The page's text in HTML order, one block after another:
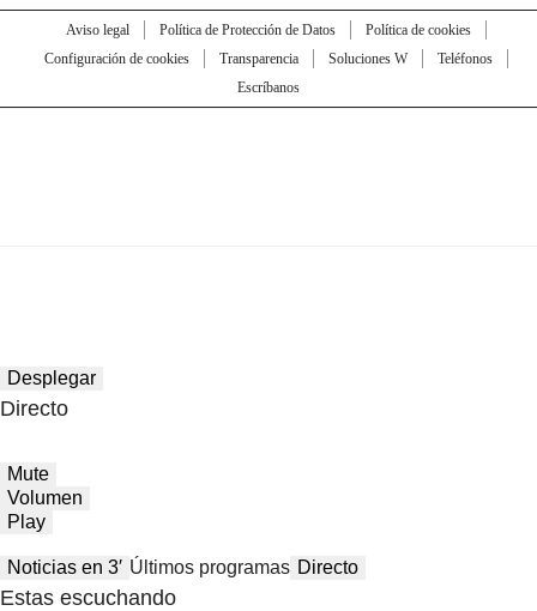
Aviso legal Política de Protección de Datos
Política de cookies
Configuración de cookies
Transparencia Soluciones W
Teléfonos
Escríbanos
Desplegar
Directo
Mute
Volumen
Play
Noticias en 3′ Últimos programas Directo
Estas escuchando